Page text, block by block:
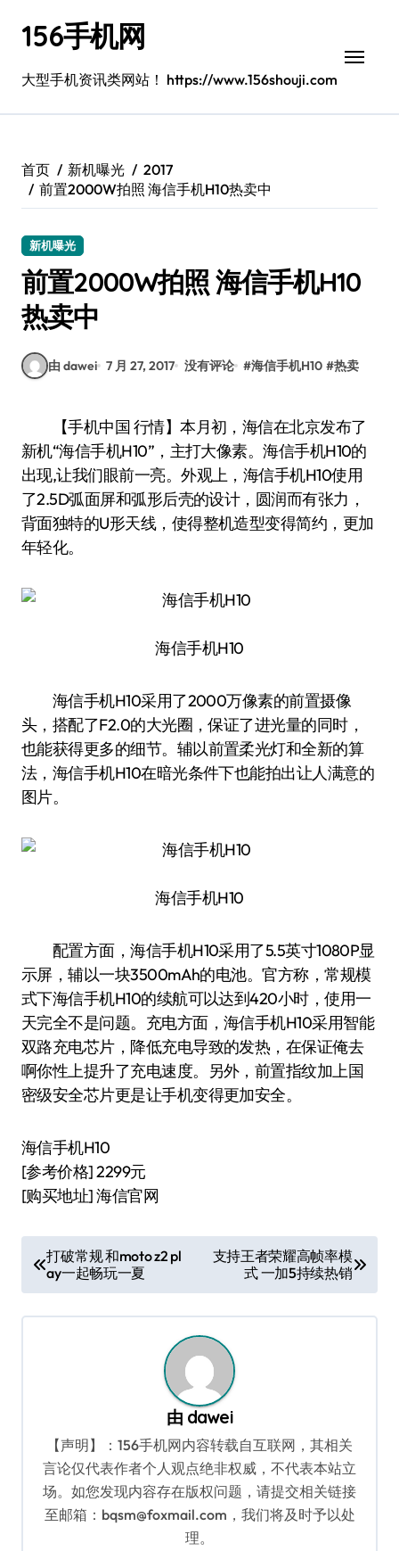
156手机网
大型手机资讯类网站！ https://www.156shouji.com
首页 新机曝光
2017
前置2000W拍照 海信手机H10热卖中
新机曝光
前置2000W拍照 海信手机H10
热卖中
由 dawei 7 月 27, 2017 没有评论 #海信手机H10 #热卖
【手机中国 行情】本月初，海信在北京发布了
新机“海信手机H10”，主打大像素。海信手机H10的
出现,让我们眼前一亮。外观上，海信手机H10使用
了2.5D弧面屏和弧形后壳的设计，圆润而有张力，
背面独特的U形天线，使得整机造型变得简约，更加
年轻化。
海信手机H10
海信手机H10采用了2000万像素的前置摄像
头，搭配了F2.0的大光圈，保证了进光量的同时，
也能获得更多的细节。辅以前置柔光灯和全新的算
法，海信手机H10在暗光条件下也能拍出让人满意的
图片。
海信手机H10
配置方面，海信手机H10采用了5.5英寸1080P显
示屏，辅以一块3500mAh的电池。官方称，常规模
式下海信手机H10的续航可以达到420小时，使用一
天完全不是问题。充电方面，海信手机H10采用智能
双路充电芯片，降低充电导致的发热，在保证俺去
啊你性上提升了充电速度。另外，前置指纹加上国
密级安全芯片更是让手机变得更加安全。
海信手机H10
[参考价格] 2299元
[购买地址] 海信官网
章
导
打破常规 和moto z2 pl
ay一起畅玩一夏
支持王者荣耀高帧率模
式 一加5持续热销
由 dawei
【声明】：156手机网内容转载自互联网，其相关
言论仅代表作者个人观点绝非权威，不代表本站立
场。如您发现内容存在版权问题，请提交相关链接
至邮箱：bqsm@foxmail.com，我们将及时予以处
理。